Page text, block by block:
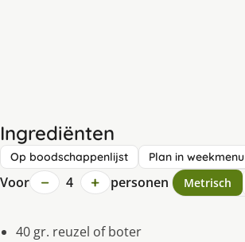
Ingrediënten
Op boodschappenlijst Plan in weekmenu
Voor − 4 + personen Metrisch
40 gr. reuzel of boter